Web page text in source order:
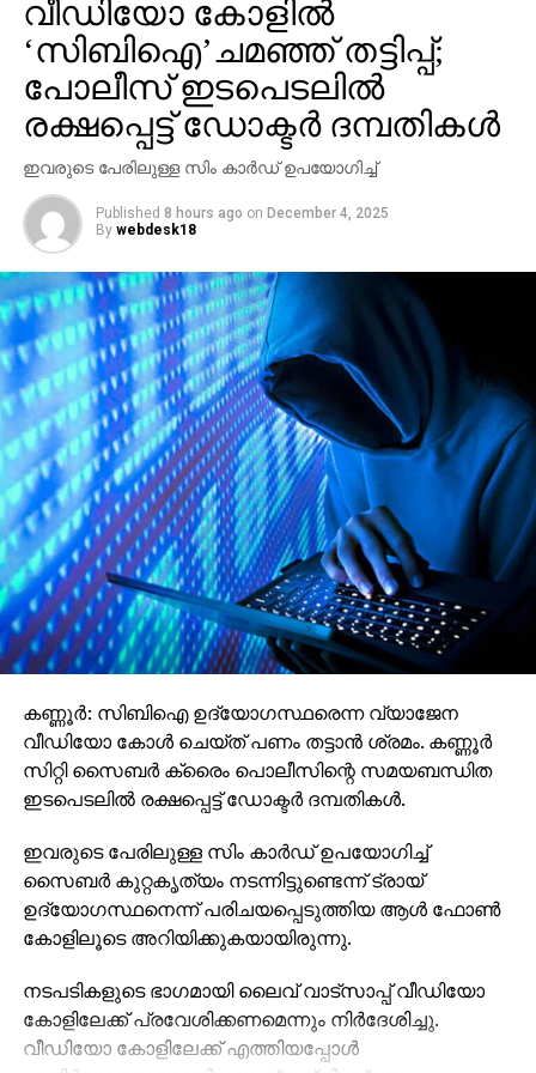
നന്ദിയുണ്ടെന്നും അദ്ദേഹം കൂട്ടിച്ചേര്‍ത്തു.
ബാദുഷ പറഞ്ഞതെല്ലാം സെറ്റില്‍
ചെയ്യാമെന്നായിരുന്നു ഹരീഷ് കണാരന്റെ പ്രസ്താവന.
ഇതിന് മറുപടിയായി തന്നെയാണ് ബാദുഷ വീണ്ടും
പ്രതികരിച്ചത്.
വീഡിയോ കോളില്‍
‘സിബിഐ’ചമഞ്ഞ് തട്ടിപ്പ്;
പോലീസ് ഇടപെടലില്‍
രക്ഷപ്പെട്ട് ഡോക്ടര്‍ ദമ്പതികള്‍
ഇവരുടെ പേരിലുള്ള സിം കാര്‍ഡ് ഉപയോഗിച്ച്
Published 8 hours ago on December 4, 2025
By webdesk18
കണ്ണൂര്‍: സിബിഐ ഉദ്യോഗസ്ഥരെന്ന വ്യാജേന
വീഡിയോ കോള്‍ ചെയ്ത് പണം തട്ടാന്‍ ശ്രമം. കണ്ണൂര്‍
സിറ്റി സൈബര്‍ ക്രൈം പൊലീസിന്റെ സമയബന്ധിത
ഇടപെടലില്‍ രക്ഷപ്പെട്ട് ഡോക്ടര്‍ ദമ്പതികള്‍.
ഇവരുടെ പേരിലുള്ള സിം കാര്‍ഡ് ഉപയോഗിച്ച്
സൈബര്‍ കുറ്റകൃത്യം നടന്നിട്ടുണ്ടെന്ന് ട്രായ്
ഉദ്യോഗസ്ഥനെന്ന് പരിചയപ്പെടുത്തിയ ആള്‍ ഫോണ്‍
കോളിലൂടെ അറിയിക്കുകയായിരുന്നു.
നടപടികളുടെ ഭാഗമായി ലൈവ് വാട്‌സാപ്പ് വീഡിയോ
കോളിലേക്ക് പ്രവേശിക്കണമെന്നും നിര്‍ദേശിച്ചു.
വീഡിയോ കോളിലേക്ക് എത്തിയപ്പോള്‍